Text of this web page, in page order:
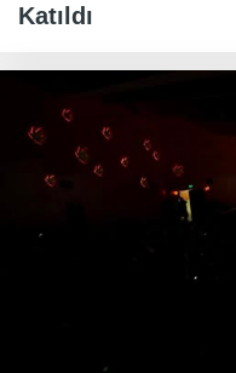
Katıldı